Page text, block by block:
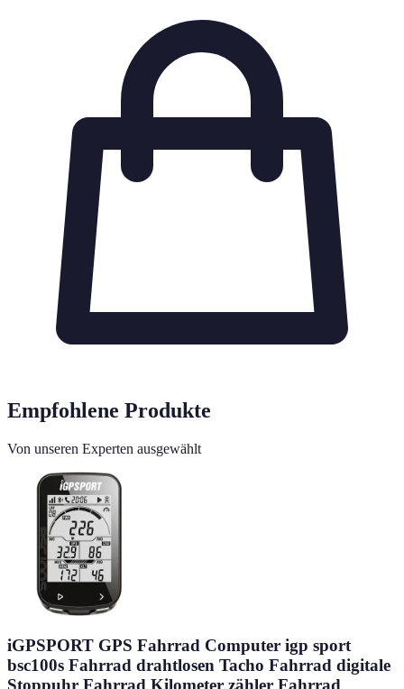
Empfohlene Produkte
Von unseren Experten ausgewählt
iGPSPORT GPS Fahrrad Computer igp sport
bsc100s Fahrrad drahtlosen Tacho Fahrrad digitale
Stoppuhr Fahrrad Kilometer zähler Fahrrad